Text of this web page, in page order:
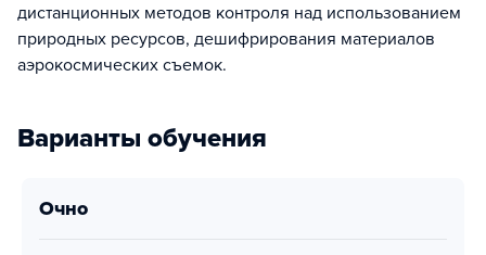
дистанционных методов контроля над использованием
природных ресурсов, дешифрирования материалов
аэрокосмических съемок.
Варианты обучения
очно